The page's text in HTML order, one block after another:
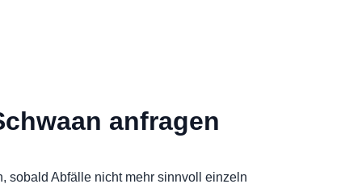
anfragen
sobald Abfälle nicht mehr sinnvoll einzeln